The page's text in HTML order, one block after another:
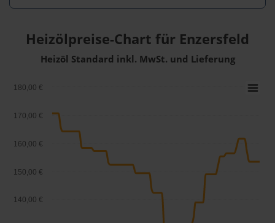
Heizölpreise-Chart für Enzersfeld
Heizöl Standard inkl. MwSt. und Lieferung
140,00 €
150,00 €
160,00 €
170,00 €
180,00 €